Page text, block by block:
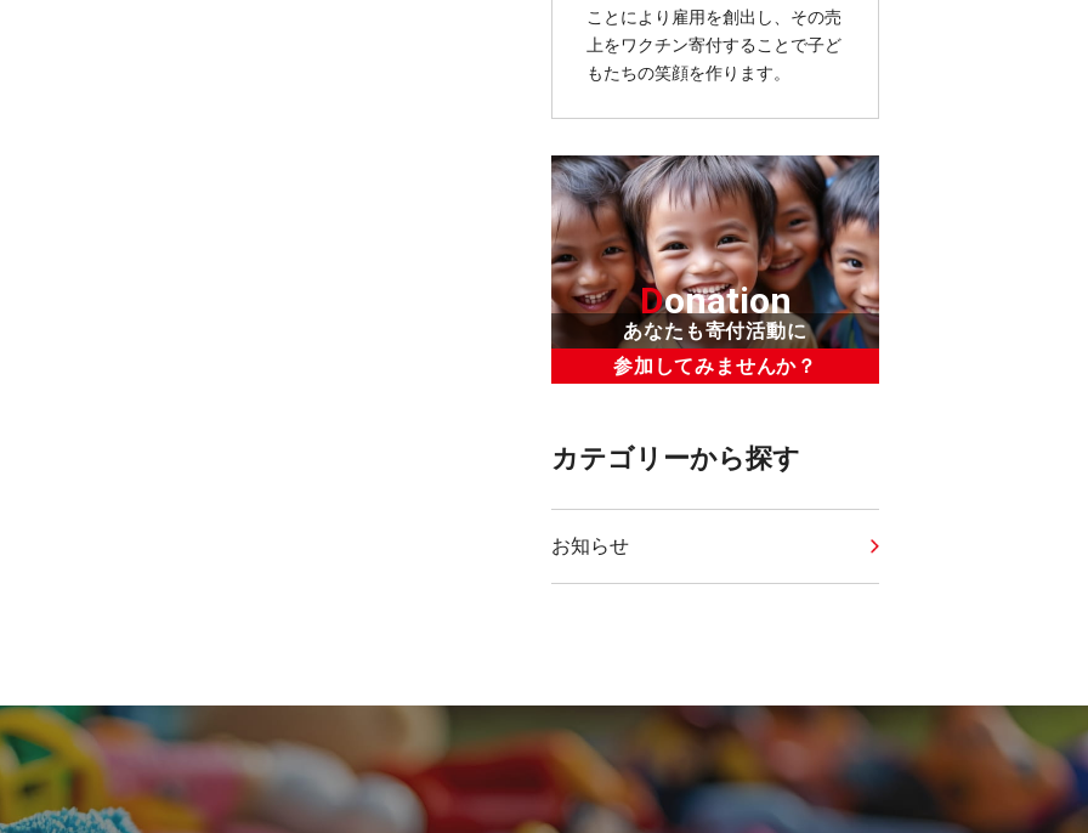
ことにより雇用を創出し、その売
上をワクチン寄付することで子ど
もたちの笑顔を作ります。
Donation
あなたも寄付活動に
参加してみませんか？
カテゴリーから探す
お知らせ